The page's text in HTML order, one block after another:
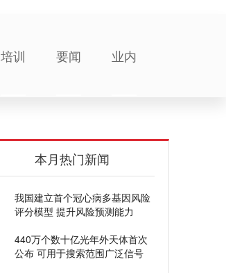
培训 要闻 业内
本月热门新闻
我国建立首个冠心病多基因风险
评分模型 提升风险预测能力
440万个数十亿光年外天体首次
公布 可用于搜索范围广泛信号